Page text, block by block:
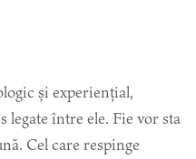
și experiențial,
legate între ele. Fie vor sta
Cel care respinge